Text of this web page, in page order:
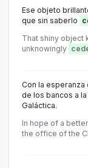
Ese objeto
que sin saberlo
That shiny object
unknowingly
Con la esperanza
de los bancos a
Galáctica.
In hope of a
the office of the